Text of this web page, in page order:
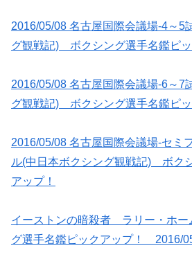
2016/05/08 名古屋国際会議場-4～5
グ観戦記) ボクシング選手名鑑ピッ
2016/05/08 名古屋国際会議場-6～7
グ観戦記) ボクシング選手名鑑ピッ
2016/05/08 名古屋国際会議場-セミ
ル(中日本ボクシング観戦記) ボク
アップ！
イーストンの暗殺者 ラリー・ホ
グ選手名鑑ピックアップ！ 2016/